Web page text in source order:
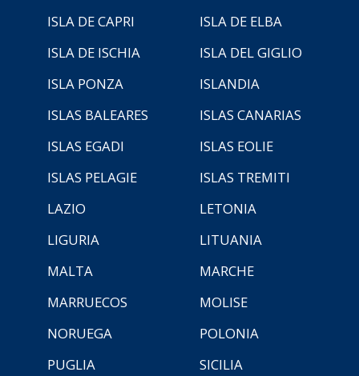
ISLA DE CAPRI
ISLA DE ELBA
ISLA DE ISCHIA
ISLA DEL GIGLIO
ISLA PONZA
ISLANDIA
ISLAS BALEARES
ISLAS CANARIAS
ISLAS EGADI
ISLAS EOLIE
ISLAS PELAGIE
ISLAS TREMITI
LAZIO
LETONIA
LIGURIA
LITUANIA
MALTA
MARCHE
MARRUECOS
MOLISE
NORUEGA
POLONIA
PUGLIA
SICILIA